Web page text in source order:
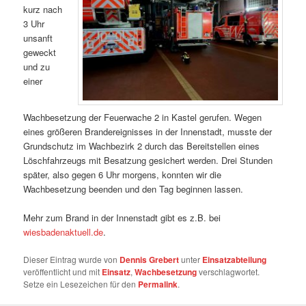
kurz nach
3 Uhr
unsanft
geweckt
und zu
einer
Wachbesetzung der Feuerwache 2 in Kastel gerufen. Wegen
eines größeren Brandereignisses in der Innenstadt, musste der
Grundschutz im Wachbezirk 2 durch das Bereitstellen eines
Löschfahrzeugs mit Besatzung gesichert werden. Drei Stunden
später, also gegen 6 Uhr morgens, konnten wir die
Wachbesetzung beenden und den Tag beginnen lassen.
Mehr zum Brand in der Innenstadt gibt es z.B. bei
wiesbadenaktuell.de.
Dieser Eintrag wurde von Dennis Grebertunter Einsatzabteilung
veröffentlicht und mit Einsatz,Wachbesetzungverschlagwortet.
Setze ein Lesezeichen für den Permalink.